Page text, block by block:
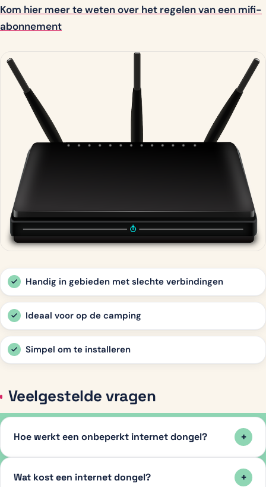
Kom hier meer te weten over het regelen van een mifi-
abonnement
Handig in gebieden met slechte verbindingen
Ideaal voor op de camping
Simpel om te installeren
Veelgestelde vragen
Hoe werkt een onbeperkt internet dongel?
Wat kost een internet dongel?